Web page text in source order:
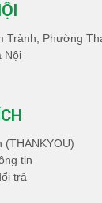
Trành, Phường
Nội
(THANKYOU)
tin
trả